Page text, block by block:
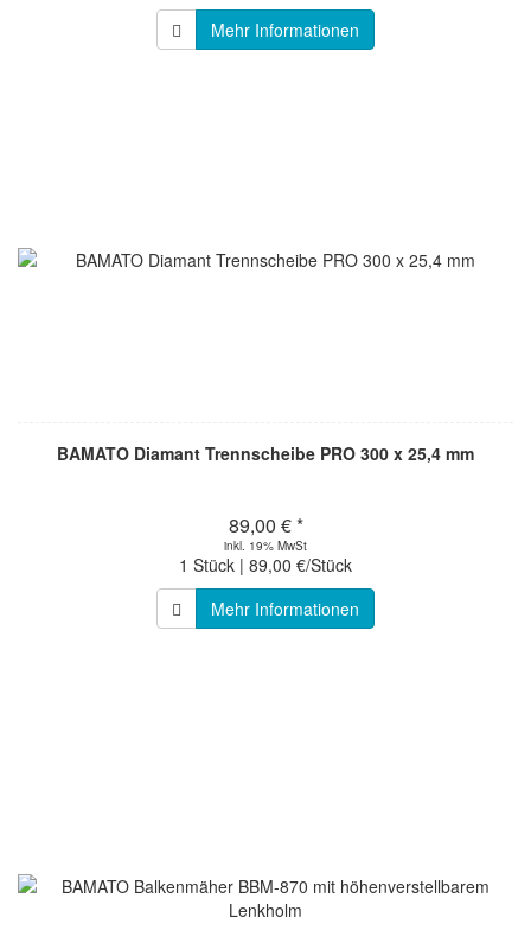
Mehr Informationen
BAMATO Diamant Trennscheibe PRO 300 x 25,4 mm
89,00 € *
inkl. 19% MwSt
1 Stück | 89,00 €/Stück
Mehr Informationen